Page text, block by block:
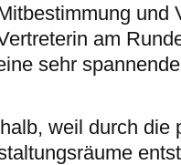
und
am
sehr
weil durch die